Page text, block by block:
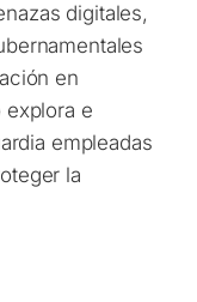
digitales,
en
explora e
empleadas
la